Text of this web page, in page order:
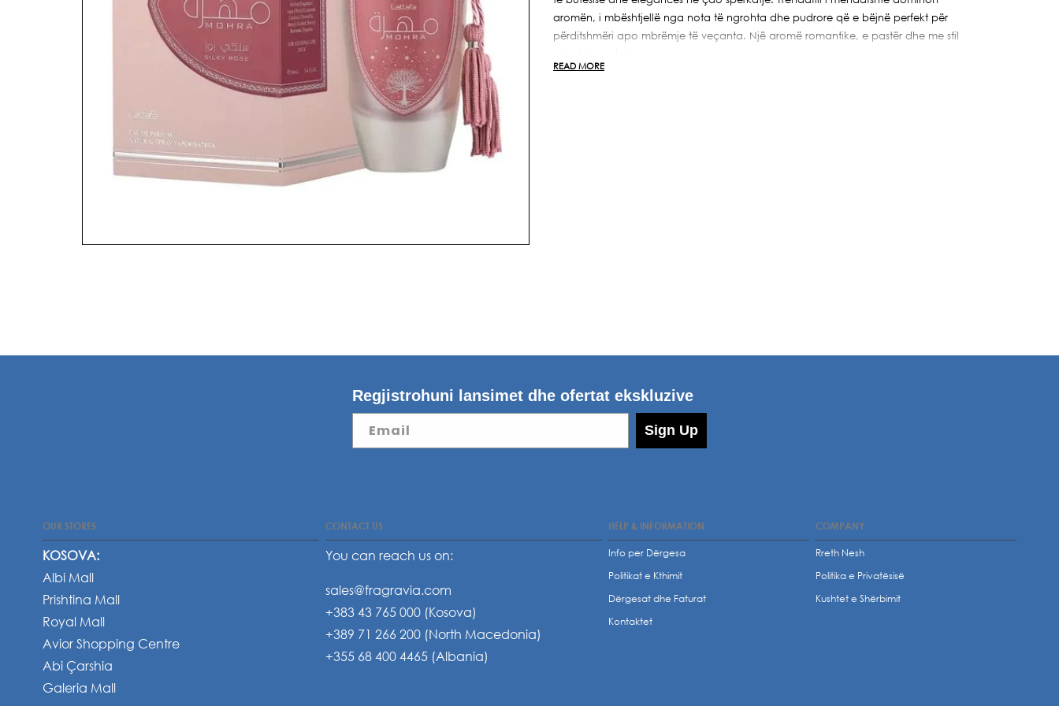
Rose
100ml
Rose
100ml
aromën, i mbështjellë nga nota të ngrohta dhe pudrore që e bëjnë perfekt për
përditshmëri apo mbrëmje të veçanta. Një aromë romantike, e pastër dhe me stil
READ MORE
Regjistrohuni lansimet dhe ofertat ekskluzive
Email Sign Up
OUR STORES
KOSOVA:
Albi Mall
Prishtina Mall
Royal Mall
Avior Shopping Centre
Abi Çarshia
Galeria Mall
CONTACT US
You can reach us on:
sales@fragravia.com
+383 43 765 000 (Kosova)
+389 71 266 200 (North Macedonia)
+355 68 400 4465 (Albania)
HELP & INFORMATION
Info per Dërgesa
Politikat e Kthimit
Dërgesat dhe Faturat
Kontaktet
COMPANY
Rreth Nesh
Politika e Privatësisë
Kushtet e Shërbimit